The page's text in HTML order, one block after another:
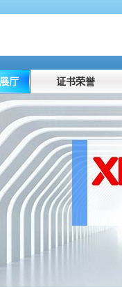
厅 证书荣誉